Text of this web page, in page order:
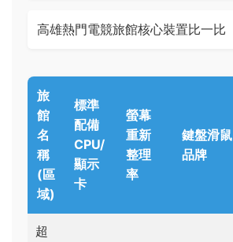
高雄熱門電競旅館核心裝置比一比
旅
館
名
稱
(區
域)
標準
配備
CPU/
顯示
卡
螢幕
重新
整理
率
鍵盤滑鼠
品牌
超